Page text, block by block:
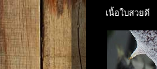
เนื้อใบสวยดี